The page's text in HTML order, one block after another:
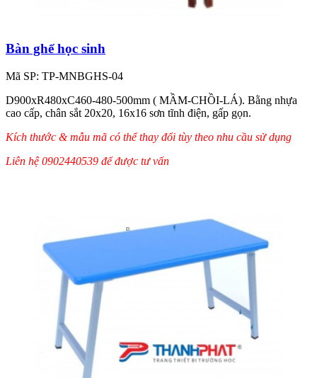
Bàn ghế học sinh
Mã SP: TP-MNBGHS-04
D900xR480xC460-480-500mm ( MẦM-CHỒI-LÁ). Bằng nhựa
cao cấp, chân sắt 20x20, 16x16 sơn tĩnh điện, gấp gọn.
Kích thước & mẫu mã có thể thay đổi tùy theo nhu cầu sử dụng
Liên hệ 0902440539 để được tư vấn